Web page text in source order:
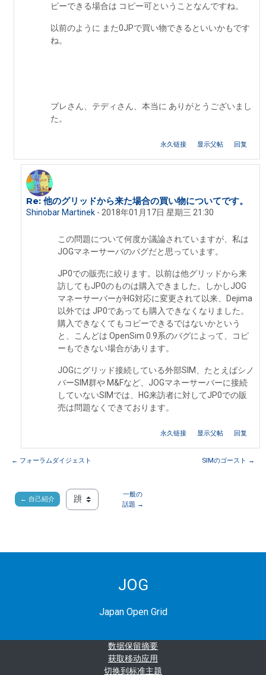
ピーできる場合は コピー可ということなんですね。
以前のように また0JPで買い物できるといいかもです
ね。
ブレさん、テディさん、本当に ありがとうございまし
た。
永久链接 显示父帖 回复
回复coro mo
Re: 他のグリッドから来た場合の買い物についてです。
Shinobar Martinek - 2018年01月17日 星期三 21:30
この問題について何度か議論されていますが、私は
JOGマネーサーバのバグだと思っています。
JP0での販売に絞ります。以前は他グリッドから来
訪してもJP0のものは購入できました。しかしJOG
マネーサーバーがHG対応に変更されて以来、Dejima
以外では JP0であっても購入できなくなりました。
購入できなくてもコピーできるではないかという
と、こんどは OpenSim 0.9系のバグによって、コピ
ーもできない場合があります。
JOGにグリッド接続している外部SIM、たとえばシノ
バーSIM群や M&Fなど、JOGマネーサーバーに接続
していないSIMでは、HG来訪者に対してJP0での販
売は問題なくできております。
永久链接 显示父帖 回复
← フォーラムダイジェスト SIMのゴースト →
← 自己紹介
跳至...
一般の
話題 →
JOG
Japan Open Grid
‎数据保留摘要‎
获取移动应用
切换到标准主题